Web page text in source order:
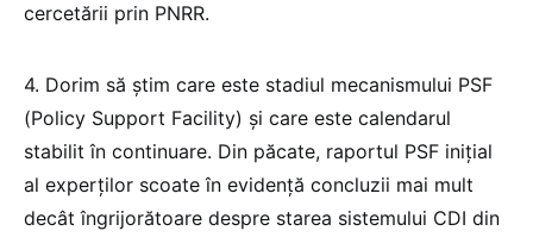
cercetării prin PNRR.
4. Dorim să știm care este stadiul mecanismului PSF
(Policy Support Facility) și care este calendarul
stabilit în continuare. Din păcate, raportul PSF inițial
al experților scoate în evidență concluzii mai mult
decât îngrijorătoare despre starea sistemului CDI din